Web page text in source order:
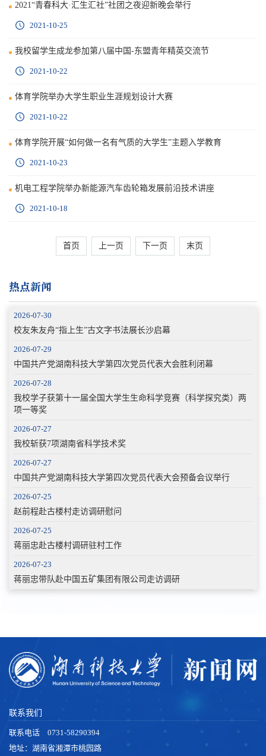
2021“青春科大·汇生汇社”社团之夜迎新晚会举行
2021-10-25
我校留学生成龙参加第八届中国-东盟青年精英交流节
2021-10-22
体育学院举办大学生职业生涯规划设计大赛
2021-10-22
体育学院开展“如何做一名有气质的大学生”主题入学教育
2021-10-23
机电工程学院举办新能源汽车齿轮箱发展前沿技术讲座
2021-10-18
首页 上一页 下一页 末页
热点新闻
2026-07-30
校友朱友舟“指上生”古文字书法展长沙启幕
2026-07-29
中国共产党湖南科技大学第四次党员代表大会胜利闭幕
2026-07-28
我校学子获第十一届全国大学生生命科学竞赛（科学探究类）两
项一等奖
2026-07-27
我校斩获7项湖南省科学技术奖
2026-07-27
中国共产党湖南科技大学第四次党员代表大会预备会议举行
2026-07-25
赵前程赴古楼村走访调研慰问
2026-07-25
蒋丽忠赴古楼村调研驻村工作
2026-07-23
蒋丽忠带队赴中国五矿集团有限公司走访调研
联系我们
联系电话 0731-58290394
地址：湖南省湘潭市桃园路